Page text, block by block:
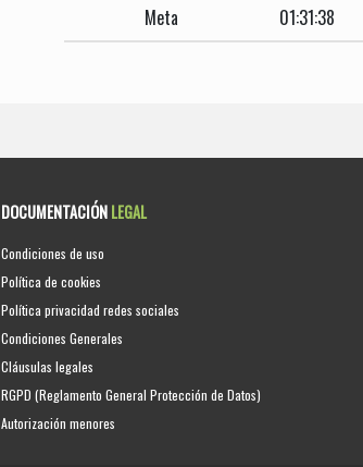
Meta
01:31:38
DOCUMENTACIÓNLEGAL
Condiciones de uso
Política de cookies
Política privacidad redes sociales
Condiciones Generales
Cláusulas legales
RGPD (Reglamento General Protección de Datos)
Autorización menores